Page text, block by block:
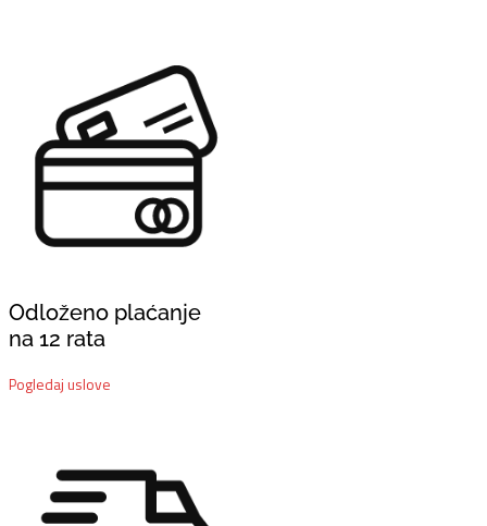
Odloženo plaćanje
na 12 rata
Pogledaj uslove